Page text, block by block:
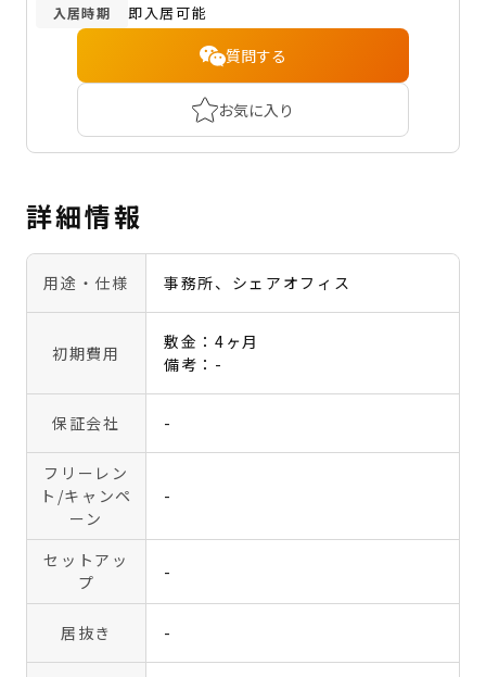
入居時期 即入居可能
質問する
お気に入り
詳細情報
用途・仕様 事務所、シェアオフィス
初期費用
敷金：4ヶ月
備考：-
保証会社 -
フリーレン
ト /キャンペ
ーン
-
セットアッ
プ
-
居抜き -